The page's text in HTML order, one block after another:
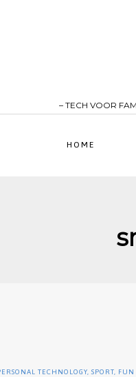
– TECH VOOR
HOME
TECHNOLOGY,SPORT, FUN